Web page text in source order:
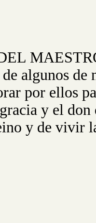
algunos
por ellos
y el don
y de vivir